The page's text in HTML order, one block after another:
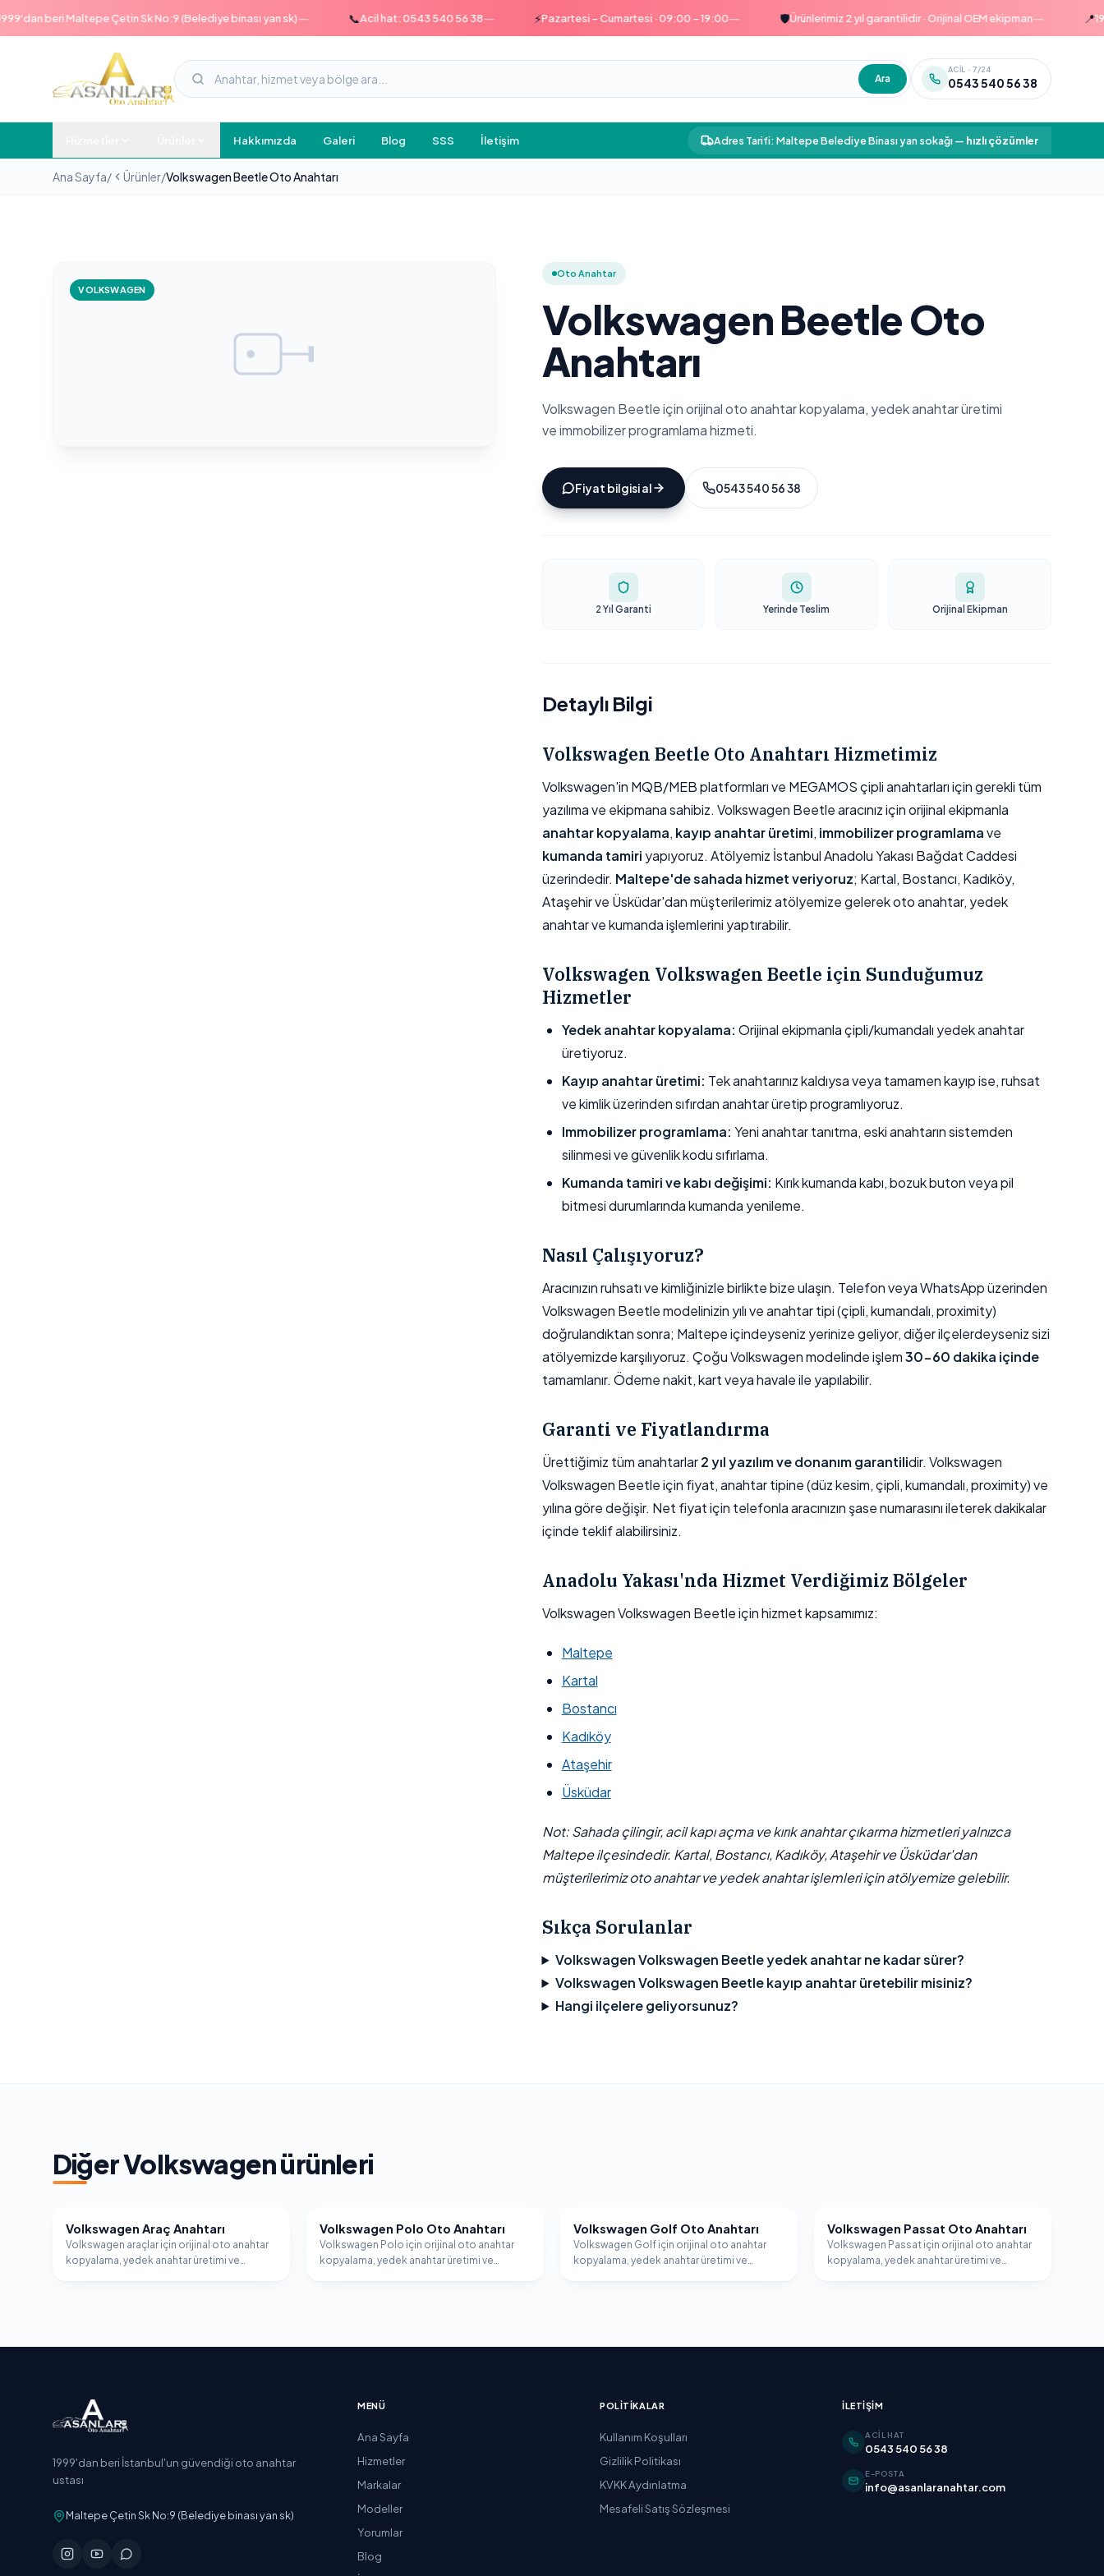
beri Maltepe Çetin Sk No:9 (Belediye binası yan sk)— Acil hat: 0543 540 56 38— Pazartesi – Cumartesi · 09:00 – 19:00— Ürünlerimiz 2 yıl garantilidir · Orijinal OEM ekipman—
Ara
ACIL · 7/24
0543 540 56 38
Hakkımızda Galeri Blog SSS İletişim Adres Tarifi: Maltepe Belediye Binası yan sokağı— hızlı çözümler
Ana Sayfa/ Ürünler/Volkswagen Beetle Oto Anahtarı
VOLKSWAGEN
Oto Anahtar
Volkswagen Beetle Oto
Anahtarı
Volkswagen Beetle için orijinal oto anahtar kopyalama, yedek anahtar üretimi
ve immobilizer programlama hizmeti.
Fiyat bilgisi al 0543 540 56 38
2 Yıl Garanti Yerinde Teslim Orijinal Ekipman
Detaylı Bilgi
Volkswagen Beetle Oto Anahtarı Hizmetimiz
Volkswagen'in MQB/MEB platformları ve MEGAMOS çipli anahtarları için gerekli tüm
yazılıma ve ekipmana sahibiz. Volkswagen Beetle aracınız için orijinal ekipmanla
anahtar kopyalama, kayıp anahtar üretimi, immobilizer programlamave
kumanda tamiri yapıyoruz. Atölyemiz İstanbul Anadolu Yakası Bağdat Caddesi
üzerindedir. Maltepe'de sahada hizmet veriyoruz; Kartal, Bostancı, Kadıköy,
Ataşehir ve Üsküdar'dan müşterilerimiz atölyemize gelerek oto anahtar, yedek
anahtar ve kumanda işlemlerini yaptırabilir.
Volkswagen Volkswagen Beetle için Sunduğumuz
Hizmetler
Yedek anahtar kopyalama: Orijinal ekipmanla çipli/kumandalı yedek anahtar
üretiyoruz.
Kayıp anahtar üretimi: Tek anahtarınız kaldıysa veya tamamen kayıp ise, ruhsat
ve kimlik üzerinden sıfırdan anahtar üretip programlıyoruz.
Immobilizer programlama: Yeni anahtar tanıtma, eski anahtarın sistemden
silinmesi ve güvenlik kodu sıfırlama.
Kumanda tamiri ve kabı değişimi: Kırık kumanda kabı, bozuk buton veya pil
bitmesi durumlarında kumanda yenileme.
Nasıl Çalışıyoruz?
Aracınızın ruhsatı ve kimliğinizle birlikte bize ulaşın. Telefon veya WhatsApp üzerinden
Volkswagen Beetle modelinizin yılı ve anahtar tipi (çipli, kumandalı, proximity)
doğrulandıktan sonra; Maltepe içindeyseniz yerinize geliyor, diğer ilçelerdeyseniz sizi
atölyemizde karşılıyoruz. Çoğu Volkswagen modelinde işlem30-60 dakika içinde
tamamlanır. Ödeme nakit, kart veya havale ile yapılabilir.
Garanti ve Fiyatlandırma
Ürettiğimiz tüm anahtarlar2 yıl yazılım ve donanım garantilidir. Volkswagen
Volkswagen Beetle için fiyat, anahtar tipine (düz kesim, çipli, kumandalı, proximity) ve
yılına göre değişir. Net fiyat için telefonla aracınızın şase numarasını ileterek dakikalar
içinde teklif alabilirsiniz.
Anadolu Yakası'nda Hizmet Verdiğimiz Bölgeler
Volkswagen Volkswagen Beetle için hizmet kapsamımız:
Maltepe
Kartal
Bostancı
Kadıköy
Ataşehir
Üsküdar
Not: Sahada çilingir, acil kapı açma ve kırık anahtar çıkarma hizmetleri yalnızca
Maltepe ilçesindedir. Kartal, Bostancı, Kadıköy, Ataşehir ve Üsküdar'dan
müşterilerimiz oto anahtar ve yedek anahtar işlemleri için atölyemize gelebilir.
Sıkça Sorulanlar
Volkswagen Volkswagen Beetle yedek anahtar ne kadar sürer?
Volkswagen Volkswagen Beetle kayıp anahtar üretebilir misiniz?
Hangi ilçelere geliyorsunuz?
DiğerVolkswagenürünleri
VOLKSWAGEN
Volkswagen Araç Anahtarı
Volkswagen araçlar için orijinal oto anahtar
kopyalama, yedek anahtar üretimi ve
VOLKSWAGEN
Volkswagen Polo Oto Anahtarı
Volkswagen Polo için orijinal oto anahtar
kopyalama, yedek anahtar üretimi ve
VOLKSWAGEN
Volkswagen Golf Oto Anahtarı
Volkswagen Golf için orijinal oto anahtar
kopyalama, yedek anahtar üretimi ve
VOLKSWAGEN
Volkswagen Passat Oto Anahtarı
Volkswagen Passat için orijinal oto anahtar
kopyalama, yedek anahtar üretimi ve
1999'dan beri İstanbul'un güvendiği oto anahtar
ustası
Maltepe Çetin Sk No:9 (Belediye binası yan sk)
MENÜ
Ana Sayfa
Hizmetler
Markalar
Modeller
Yorumlar
Blog
POLITIKALAR
Kullanım Koşulları
Gizlilik Politikası
KVKK Aydınlatma
Mesafeli Satış Sözleşmesi
İLETIŞIM
ACIL HAT
0543 540 56 38
E-POSTA
info@asanlaranahtar.com